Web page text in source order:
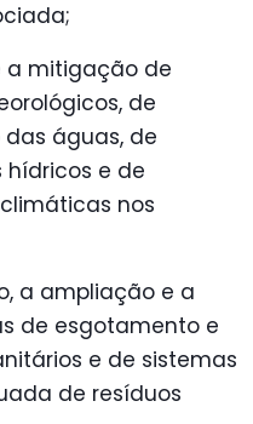
a mitigação de
de
águas, de
hídricos e de
nos
a ampliação e a
de esgotamento e
e de sistemas
de resíduos